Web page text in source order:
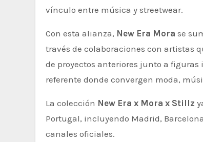
vínculo entre música y streetwear.
Con esta alianza, New Era Mora se
través de colaboraciones con artistas
de proyectos anteriores junto a
referente donde convergen moda,
La colección New Era x Mora x Stillz
Portugal, incluyendo Madrid,
canales oficiales.